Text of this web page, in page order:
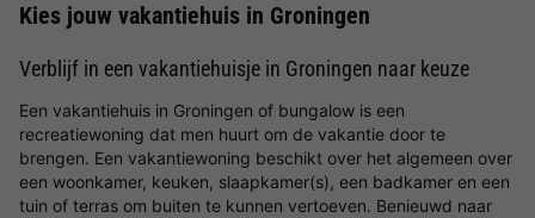
Kies jouw vakantiehuis in Groningen
Verblijf in een vakantiehuisje in Groningen naar keuze
Een vakantiehuis in Groningen of bungalow is een
recreatiewoning dat men huurt om de vakantie door te
brengen. Een vakantiewoning beschikt over het algemeen over
een woonkamer, keuken, slaapkamer(s), een badkamer en een
tuin of terras om buiten te kunnen vertoeven. Benieuwd naar